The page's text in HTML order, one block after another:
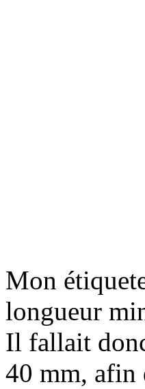
Mon
longueur
Il fallait
40 mm, afin